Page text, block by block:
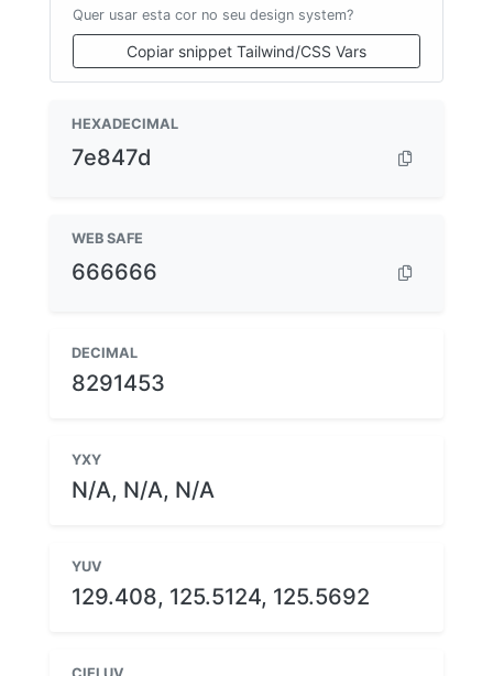
Quer usar esta cor no seu design system?
Copiar snippet Tailwind/CSS Vars
HEXADECIMAL
7e847d
WEB SAFE
666666
DECIMAL
8291453
YXY
N/A, N/A, N/A
YUV
129.408, 125.5124, 125.5692
CIELUV